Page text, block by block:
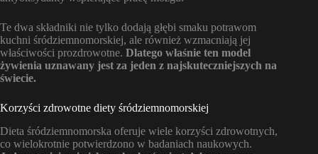
Te dwa składniki nie tylko dodają głębi smaku potrawom
kuchni śródziemnomorskiej, ale również wzmacniają jej
właściwości prozdrowotne. Dlatego właśnie ten model
żywienia uznawany jest za jeden z najskuteczniejszych na
świecie.
Korzyści zdrowotne diety śródziemnomorskiej
Dieta śródziemnomorska oferuje wiele korzyści zdrowotnych,
co wielokrotnie potwierdzono w badaniach naukowych.